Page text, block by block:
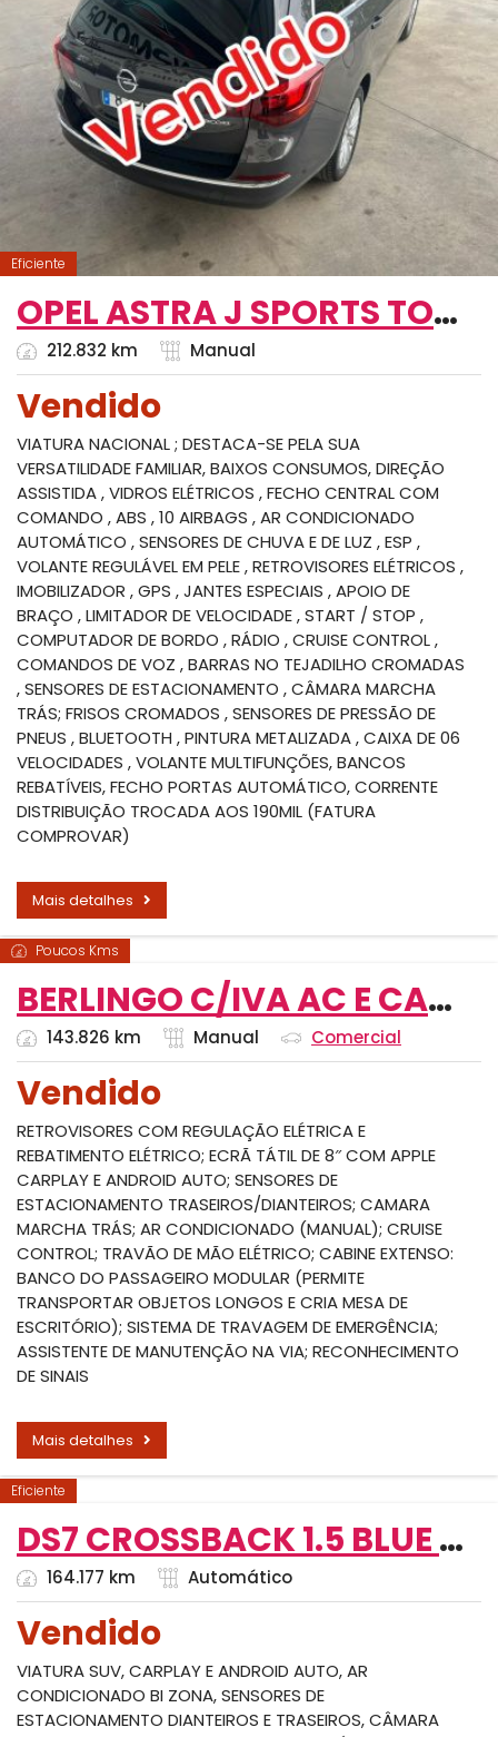
Eficiente
OPEL ASTRA J SPORTS TOURER
212.832 km Manual
Vendido
VIATURA NACIONAL ; DESTACA-SE PELA SUA
VERSATILIDADE FAMILIAR, BAIXOS CONSUMOS, DIREÇÃO
ASSISTIDA , VIDROS ELÉTRICOS , FECHO CENTRAL COM
COMANDO , ABS , 10 AIRBAGS , AR CONDICIONADO
AUTOMÁTICO , SENSORES DE CHUVA E DE LUZ , ESP ,
VOLANTE REGULÁVEL EM PELE , RETROVISORES ELÉTRICOS ,
IMOBILIZADOR , GPS , JANTES ESPECIAIS , APOIO DE
BRAÇO , LIMITADOR DE VELOCIDADE , START / STOP ,
COMPUTADOR DE BORDO , RÁDIO , CRUISE CONTROL ,
COMANDOS DE VOZ , BARRAS NO TEJADILHO CROMADAS
, SENSORES DE ESTACIONAMENTO , CÂMARA MARCHA
TRÁS; FRISOS CROMADOS , SENSORES DE PRESSÃO DE
PNEUS , BLUETOOTH , PINTURA METALIZADA , CAIXA DE 06
VELOCIDADES , VOLANTE MULTIFUNÇÕES, BANCOS
REBATÍVEIS, FECHO PORTAS AUTOMÁTICO, CORRENTE
DISTRIBUIÇÃO TROCADA AOS 190MIL (FATURA
COMPROVAR)
Mais detalhes
Poucos Kms
BERLINGO C/IVA AC E CAMARA TRASEIRA
143.826 km Manual Comercial
Vendido
RETROVISORES COM REGULAÇÃO ELÉTRICA E
REBATIMENTO ELÉTRICO; ECRÃ TÁTIL DE 8″ COM APPLE
CARPLAY E ANDROID AUTO; SENSORES DE
ESTACIONAMENTO TRASEIROS/DIANTEIROS; CAMARA
MARCHA TRÁS; AR CONDICIONADO (MANUAL); CRUISE
CONTROL; TRAVÃO DE MÃO ELÉTRICO; CABINE EXTENSO:
BANCO DO PASSAGEIRO MODULAR (PERMITE
TRANSPORTAR OBJETOS LONGOS E CRIA MESA DE
ESCRITÓRIO); SISTEMA DE TRAVAGEM DE EMERGÊNCIA;
ASSISTENTE DE MANUTENÇÃO NA VIA; RECONHECIMENTO
DE SINAIS
Mais detalhes
Eficiente
DS7 CROSSBACK 1.5 BLUE HDI PERFORMANCE LINE EAT 8
164.177 km Automático
Vendido
VIATURA SUV, CARPLAY E ANDROID AUTO, AR
CONDICIONADO BI ZONA, SENSORES DE
ESTACIONAMENTO DIANTEIROS E TRASEIROS, CÂMARA